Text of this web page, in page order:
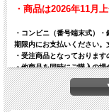
・商品は2026年11月
・コンビニ（番号端末式）
期限内にお支払いください。
・受注商品となっておりま
・他商品を同時にご購入の
となります。お早めのお届
い。
・以前ご利用いただいた際